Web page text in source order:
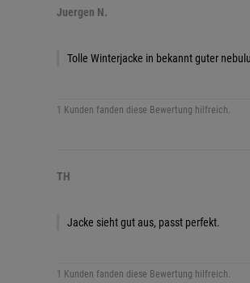
Juergen N.
Tolle Winterjacke in bekannt guter
1 Kunden fanden diese Bewertung hilfreich.
TH
Jacke sieht gut aus, passt perfekt.
1 Kunden fanden diese Bewertung hilfreich.